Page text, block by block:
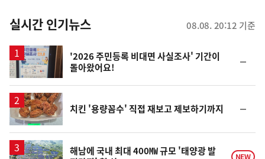
뉴
스
실시간 인기뉴스 08.08. 20:12 기준
'2026 주민등록 비대면 사실조사' 기간이
돌아왔어요!
일
치킨 '용량꼼수' 직접 재보고 제보하기까지
일
해남에 국내 최대 400㎿ 규모 '태양광 발
NEW